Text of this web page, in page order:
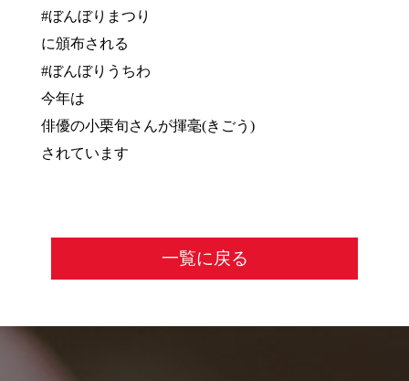
#ぼんぼりまつり
に頒布される
#ぼんぼりうちわ
今年は
俳優の小栗旬さんが揮毫(きごう)
されています
一覧に戻る